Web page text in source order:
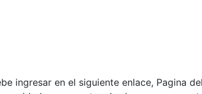
ingresar en el siguiente enlace, Pagina